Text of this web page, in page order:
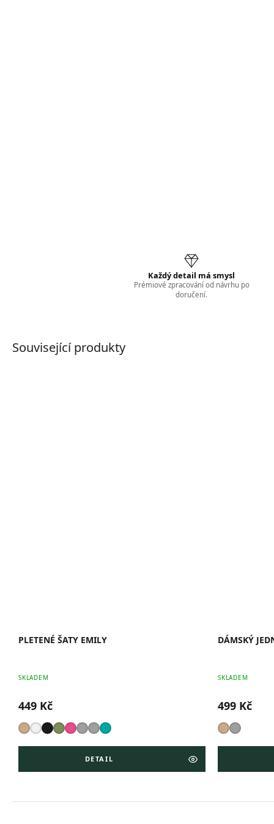
Každý detail má smysl
Prémiové zpracování od návrhu po
doručení.
Související produkty
PLETENÉ ŠATY EMILY
SKLADEM
449 Kč
DETAIL
DÁMSKÝ
SKLADEM
499 Kč